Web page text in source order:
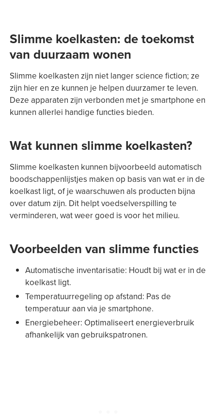
Slimme koelkasten: de toekomst
van duurzaam wonen
Slimme koelkasten zijn niet langer science fiction; ze
zijn hier en ze kunnen je helpen duurzamer te leven.
Deze apparaten zijn verbonden met je smartphone en
kunnen allerlei handige functies bieden.
Wat kunnen slimme koelkasten?
Slimme koelkasten kunnen bijvoorbeeld automatisch
boodschappenlijstjes maken op basis van wat er in de
koelkast ligt, of je waarschuwen als producten bijna
over datum zijn. Dit helpt voedselverspilling te
verminderen, wat weer goed is voor het milieu.
Voorbeelden van slimme functies
Automatische inventarisatie: Houdt bij wat er in de
koelkast ligt.
Temperatuurregeling op afstand: Pas de
temperatuur aan via je smartphone.
Energiebeheer: Optimaliseert energieverbruik
afhankelijk van gebruikspatronen.